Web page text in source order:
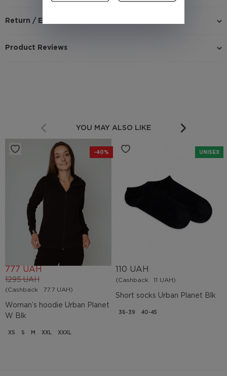
Return / Exchange
Product Reviews
YOU MAY ALSO LIKE
-40%
Woman’s hoodie Urban Planet
W Blk
1295 UAH
777 UAH
(Cashback 77.7 UAH)
XS S M XXL XXXL
UNISEX
Short socks Urban Planet Blk
110 UAH
(Cashback 11 UAH)
36-39 40-45